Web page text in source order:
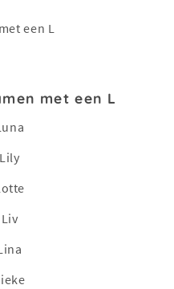
een L
met een L
Lily
Liv